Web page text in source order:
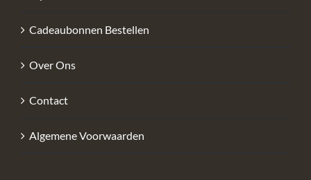
Cadeaubonnen Bestellen
Over Ons
Contact
Algemene Voorwaarden